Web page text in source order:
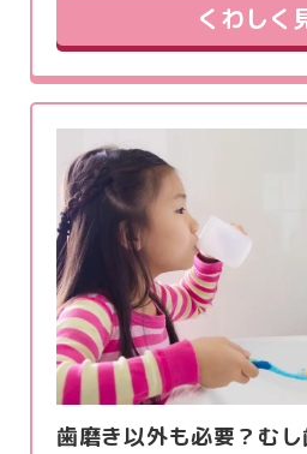
くわしく
歯磨き以外も必要？む